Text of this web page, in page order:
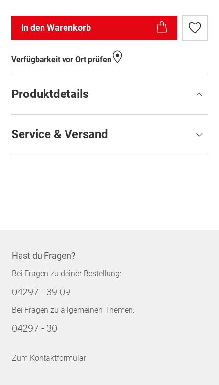
In den Warenkorb
Zur
Verfügbarkeit vor Ort prüfen
Produktdetails
Service & Versand
Hast du Fragen?
Bei Fragen zu deiner Bestellung:
04297 - 39 09
Bei Fragen zu allgemeinen Themen:
04297 - 30
Zum Kontaktformular